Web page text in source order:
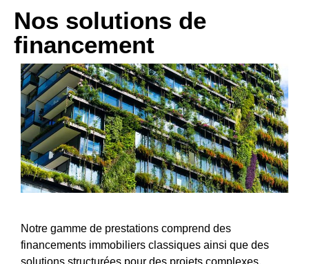
Nos solutions de
financement
Notre gamme de prestations comprend des
financements immobiliers classiques ainsi que des
solutions structurées pour des projets complexes.